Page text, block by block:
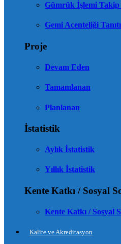
Gümrük İşlemi Takip
Gemi Acenteliği
Proje
Devam Eden
Tamamlanan
Planlanan
İstatistik
Aylık İstatistik
Yıllık İstatistik
Kente Katkı / Sosyal
Kente Katkı / Sosyal
Kalite ve Akreditasyon